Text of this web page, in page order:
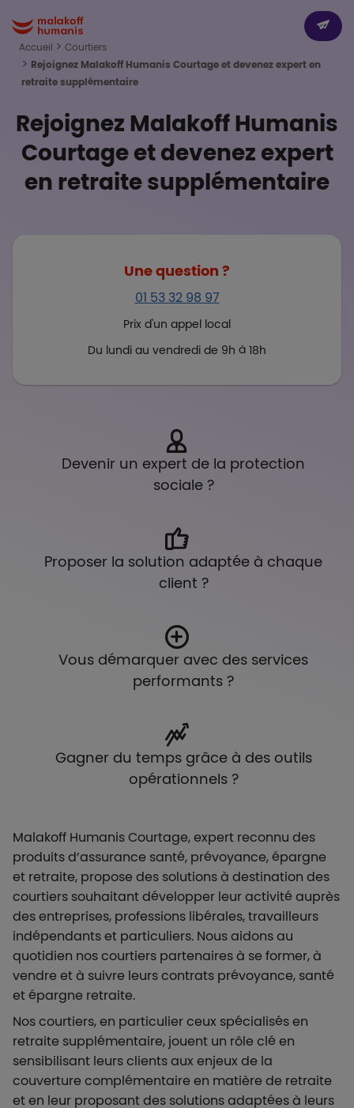
Malakoff Humanis Accueil
Accueil
Courtiers
Rejoignez Malakoff Humanis Courtage et devenez expert en
retraite supplémentaire
Rejoignez Malakoff Humanis
Courtage et devenez expert
en retraite supplémentaire
Une question ?
01 53 32 98 97
Prix d'un appel local
Du lundi au vendredi de 9h à 18h
Devenir un expert de la protection
sociale ?
Proposer la solution adaptée à chaque
client ?
Vous démarquer avec des services
performants ?
Gagner du temps grâce à des outils
opérationnels ?
Malakoff Humanis Courtage, expert reconnu des
produits d’assurance santé, prévoyance, épargne
et retraite, propose des solutions à destination des
courtiers souhaitant développer leur activité auprès
des entreprises, professions libérales, travailleurs
indépendants et particuliers. Nous aidons au
quotidien nos courtiers partenaires à se former, à
vendre et à suivre leurs contrats prévoyance, santé
et épargne retraite.
Nos courtiers, en particulier ceux spécialisés en
retraite supplémentaire, jouent un rôle clé en
sensibilisant leurs clients aux enjeux de la
couverture complémentaire en matière de retraite
et en leur proposant des solutions adaptées à leurs